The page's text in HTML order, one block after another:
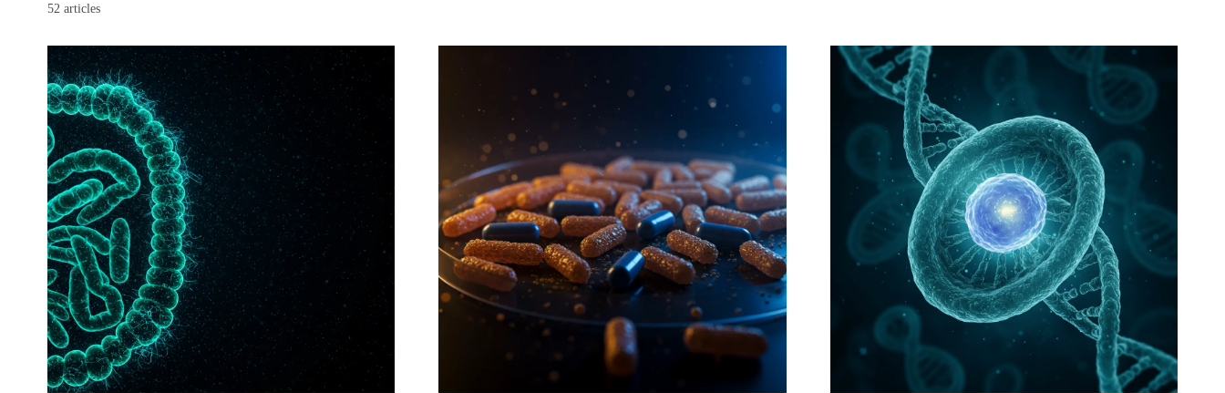
52 articles